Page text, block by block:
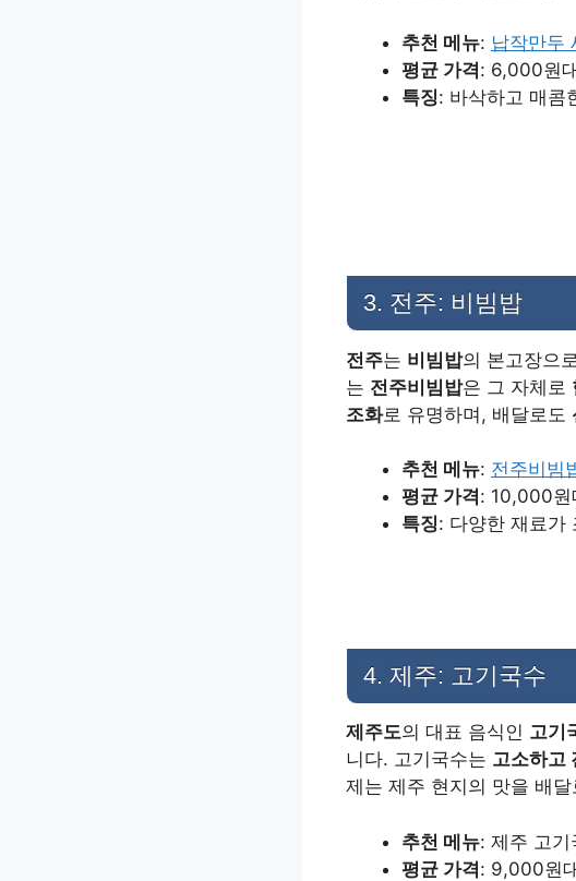
추천 메뉴: 납작만두
평균 가격: 6,000원
특징: 바삭하고 매콤
3. 전주: 비빔밥
전주는 비빔밥의 본고장으
는 전주비빔밥은 그 자체로
조화로 유명하며, 배달로도
추천 메뉴: 전주비빔
평균 가격: 10,000원
특징: 다양한 재료가
4. 제주: 고기국수
제주도의 대표 음식인 고기
니다. 고기국수는 고소하고
제는 제주 현지의 맛을 배
추천 메뉴: 제주 고기
평균 가격: 9,000원